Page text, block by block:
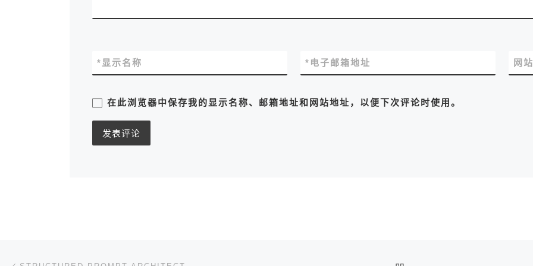
显示名称
* 电子邮箱地址
* 网
在此浏览器中保存我的显示名称、邮箱地址和网站地址，以便下次评论时使用。
文章导航